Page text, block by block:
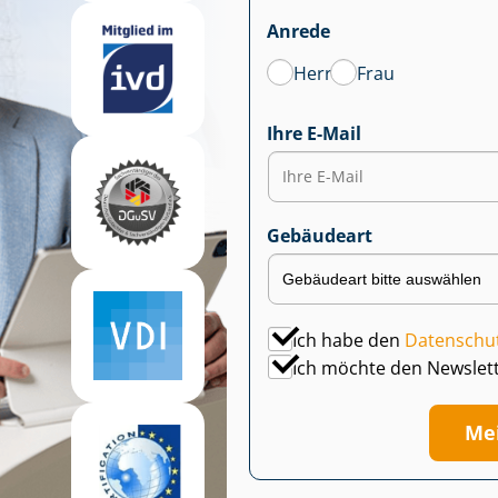
Anrede
Herr
Frau
Ihre E-Mail
Gebäudeart
Ich habe den
Ich möchte den